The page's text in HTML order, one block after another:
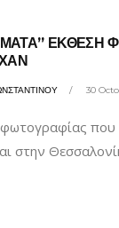
ΕΚΘΕΣΗ
30
που
στην